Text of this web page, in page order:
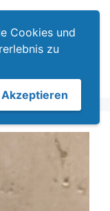
Cookies und
zu
Akzeptieren